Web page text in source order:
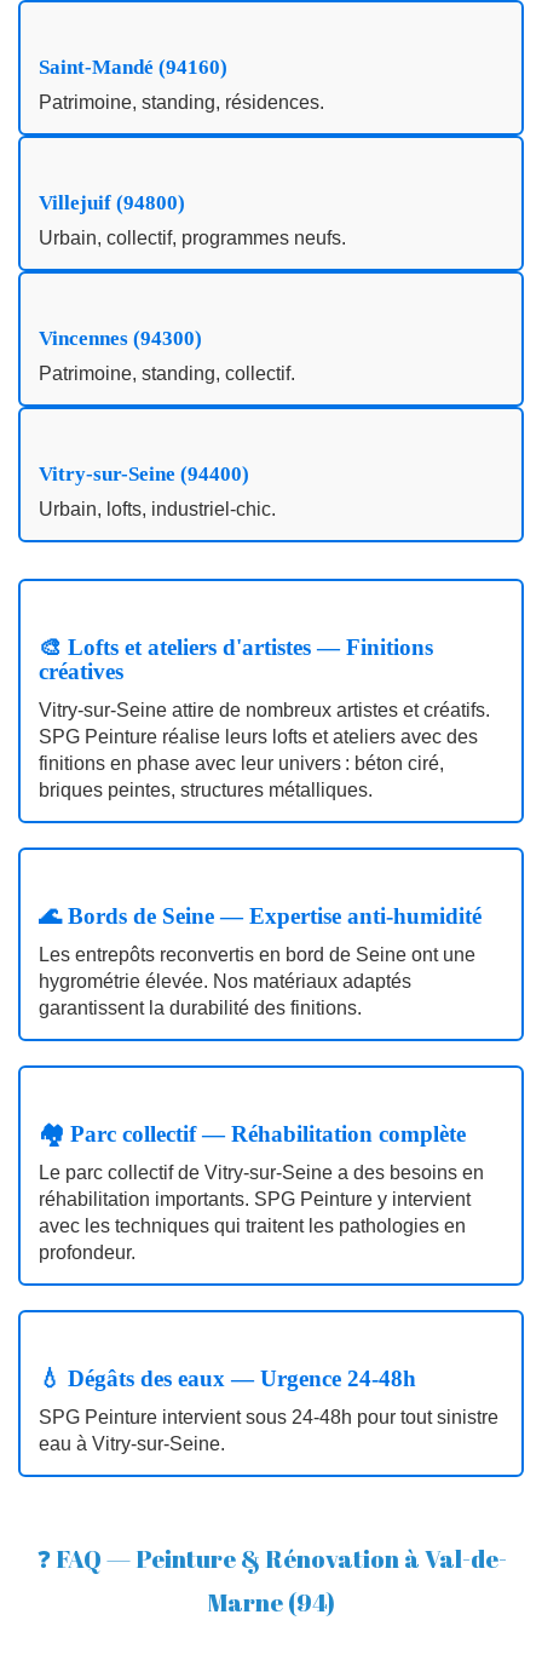
Saint-Mandé (94160)
Patrimoine, standing, résidences.
Villejuif (94800)
Urbain, collectif, programmes neufs.
Vincennes (94300)
Patrimoine, standing, collectif.
Vitry-sur-Seine (94400)
Urbain, lofts, industriel-chic.
🎨 Lofts et ateliers d'artistes — Finitions
créatives
Vitry‑sur‑Seine attire de nombreux artistes et créatifs.
SPG Peinture réalise leurs lofts et ateliers avec des
finitions en phase avec leur univers : béton ciré,
briques peintes, structures métalliques.
🌊 Bords de Seine — Expertise anti-humidité
Les entrepôts reconvertis en bord de Seine ont une
hygrométrie élevée. Nos matériaux adaptés
garantissent la durabilité des finitions.
🏘️ Parc collectif — Réhabilitation complète
Le parc collectif de Vitry‑sur‑Seine a des besoins en
réhabilitation importants. SPG Peinture y intervient
avec les techniques qui traitent les pathologies en
profondeur.
💧 Dégâts des eaux — Urgence 24‑48h
SPG Peinture intervient sous 24‑48h pour tout sinistre
eau à Vitry‑sur‑Seine.
❓ FAQ — Peinture & Rénovation à Val-de-
Marne (94)